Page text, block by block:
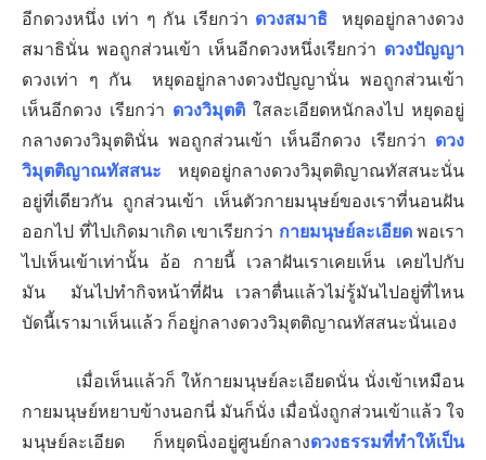
อีกดวงหนึ่ง เท่า ๆ กัน เรียกว่า ดวงสมาธิ หยุดอยู่กลางดวง
สมาธินั่น พอถูกส่วนเข้า เห็นอีกดวงหนึ่งเรียกว่า ดวงปัญญา
ดวงเท่า ๆ กัน หยุดอยู่กลางดวงปัญญานั่น พอถูกส่วนเข้า
เห็นอีกดวง เรียกว่า ดวงวิมุตติ ใสละเอียดหนักลงไป หยุดอยู่
กลางดวงวิมุตตินั่น พอถูกส่วนเข้า เห็นอีกดวง เรียกว่า ดวง
วิมุตติญาณทัสสนะ หยุดอยู่กลางดวงวิมุตติญาณทัสสนะนั่น
อยู่ที่เดียวกัน ถูกส่วนเข้า เห็นตัวกายมนุษย์ของเราที่นอนฝัน
ออกไป ที่ไปเกิดมาเกิด เขาเรียกว่า กายมนุษย์ละเอียดพอเรา
ไปเห็นเข้าเท่านั้น อ้อ กายนี้ เวลาฝันเราเคยเห็น เคยไปกับ
มัน มันไปทำกิจหน้าที่ฝัน เวลาตื่นแล้วไม่รู้มันไปอยู่ที่ไหน
บัดนี้เรามาเห็นแล้ว ก็อยู่กลางดวงวิมุตติญาณทัสสนะนั่นเอง
เมื่อเห็นแล้วก็ ให้กายมนุษย์ละเอียดนั่น นั่งเข้าเหมือน
กายมนุษย์หยาบข้างนอกนี่ มันก็นั่ง เมื่อนั่งถูกส่วนเข้าแล้ว ใจ
มนุษย์ละเอียด ก็หยุดนิ่งอยู่ศูนย์กลางดวงธรรมที่ทำให้เป็น